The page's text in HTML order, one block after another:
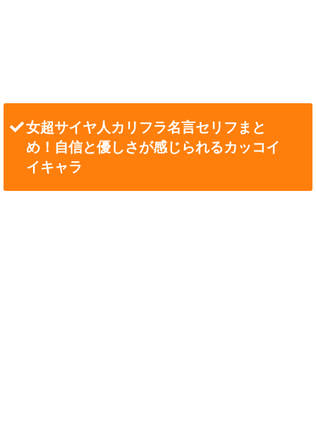
女超サイヤ人カリフラ名言セリフまと
め！自信と優しさが感じられるカッコイ
イキャラ